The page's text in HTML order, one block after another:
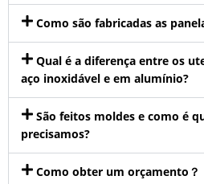
Como são fabricadas as
Qual é a diferença entre os
aço inoxidável e em alumínio?
São feitos moldes e como é
precisamos?
Como obter um orçamento？